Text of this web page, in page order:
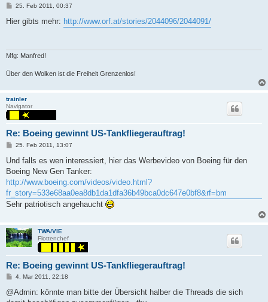
P
s
25. Feb 2011, 00:37
Hier gibts mehr: http://www.orf.at/stories/2044096/2044091/
Mfg: Manfred!
Über den Wolken ist die Freiheit Grenzenlos!
trainler
Navigator
Re: Boeing gewinnt US-Tankfliegerauftrag!
P
s
25. Feb 2011, 13:07
Und falls es wen interessiert, hier das Werbevideo von Boeing für den
Boeing New Gen Tanker:
http://www.boeing.com/videos/video.html?
fr_story=533e68aa0ea8db1da1dfa36b49bca0dc647e0bf8&rf=bm
Sehr patriotisch angehaucht
TWA/VIE
Flottenchef
Re: Boeing gewinnt US-Tankfliegerauftrag!
P
s
4. Mar 2011, 22:18
@Admin: könnte man bitte der Übersicht halber die Threads die sich